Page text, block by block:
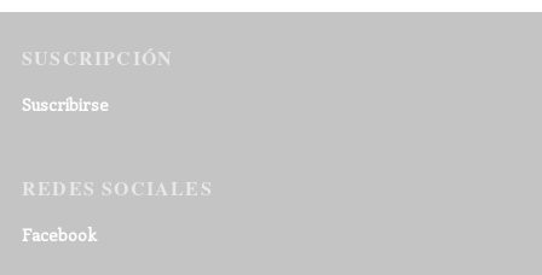
SUSCRIPCIÓN
Suscribirse
REDES SOCIALES
Facebook